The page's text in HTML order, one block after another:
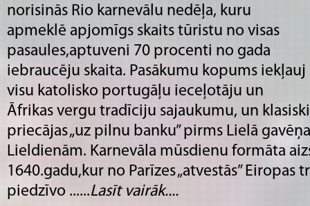
norisinās Rio karnevālu nedēļa, kuru
apmeklē apjomīgs skaits tūristu no visas
pasaules,aptuveni 70 procenti no gada
iebraucēju skaita. Pasākumu kopums iekļauj
visu katolisko portugāļu ieceļotāju un
Āfrikas vergu tradīciju sajaukumu, un
priecājas „uz pilnu banku” pirms Lielā
Lieldienām. Karnevāla mūsdienu formāta
1640.gadu,kur no Parīzes „atvestās” Eiropas
piedzīvo ......Lasīt vairāk....